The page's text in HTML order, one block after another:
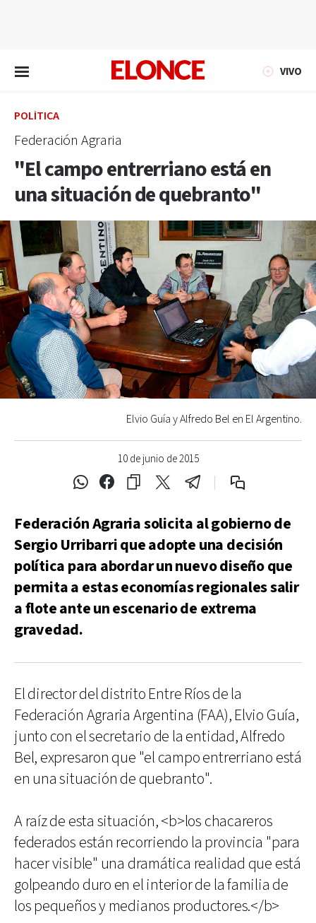
VIVO
POLÍTICA
Federación Agraria
"El campo entrerriano está en
una situación de quebranto"
10 de junio de 2015
Elvio Guía y Alfredo Bel en El Argentino.
Federación Agraria solicita al gobierno de
Sergio Urribarri que adopte una decisión
política para abordar un nuevo diseño que
permita a estas economías regionales salir
a flote ante un escenario de extrema
gravedad.
El director del distrito Entre Ríos de la
Federación Agraria Argentina (FAA), Elvio Guía,
junto con el secretario de la entidad, Alfredo
Bel, expresaron que "el campo entrerriano está
en una situación de quebranto".
A raíz de esta situación, <b>los chacareros
federados están recorriendo la provincia "para
hacer visible" una dramática realidad que está
golpeando duro en el interior de la familia de
los pequeños y medianos productores.</b>